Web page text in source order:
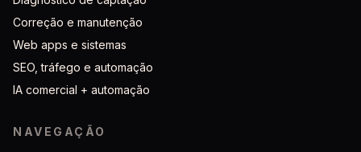
Correção e manutenção
Web apps e sistemas
SEO, tráfego e automação
IA comercial + automação
NAVEGAÇÃO